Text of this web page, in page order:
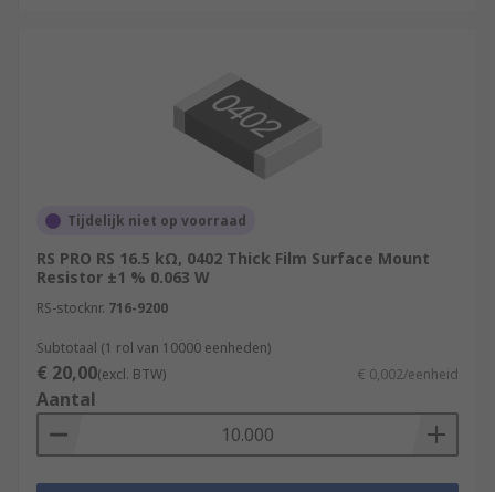
Tijdelijk niet op voorraad
RS PRO RS 16.5 kΩ, 0402 Thick Film Surface Mount
Resistor ±1 % 0.063 W
RS-stocknr. 716-9200
Subtotaal (1 rol van 10000 eenheden)
€ 20,00(excl. BTW) € 0,002/eenheid
Aantal